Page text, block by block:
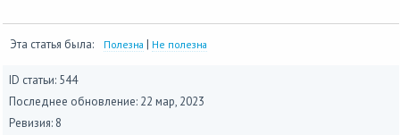
Эта статья была: Полезна | Не полезна
ID статьи: 544
Последнее обновление: 22 мар, 2023
Ревизия: 8